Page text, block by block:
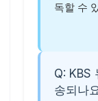
독할 수
Q: KBS
송되나